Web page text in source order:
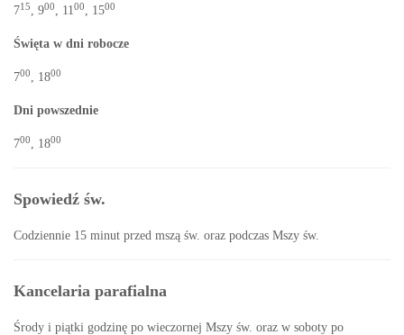
715, 900, 1100, 1500
Święta w dni robocze
700, 1800
Dni powszednie
700, 1800
Spowiedź św.
Codziennie 15 minut przed mszą św. oraz podczas Mszy św.
Kancelaria parafialna
Środy i piątki godzinę po wieczornej Mszy św. oraz w soboty po